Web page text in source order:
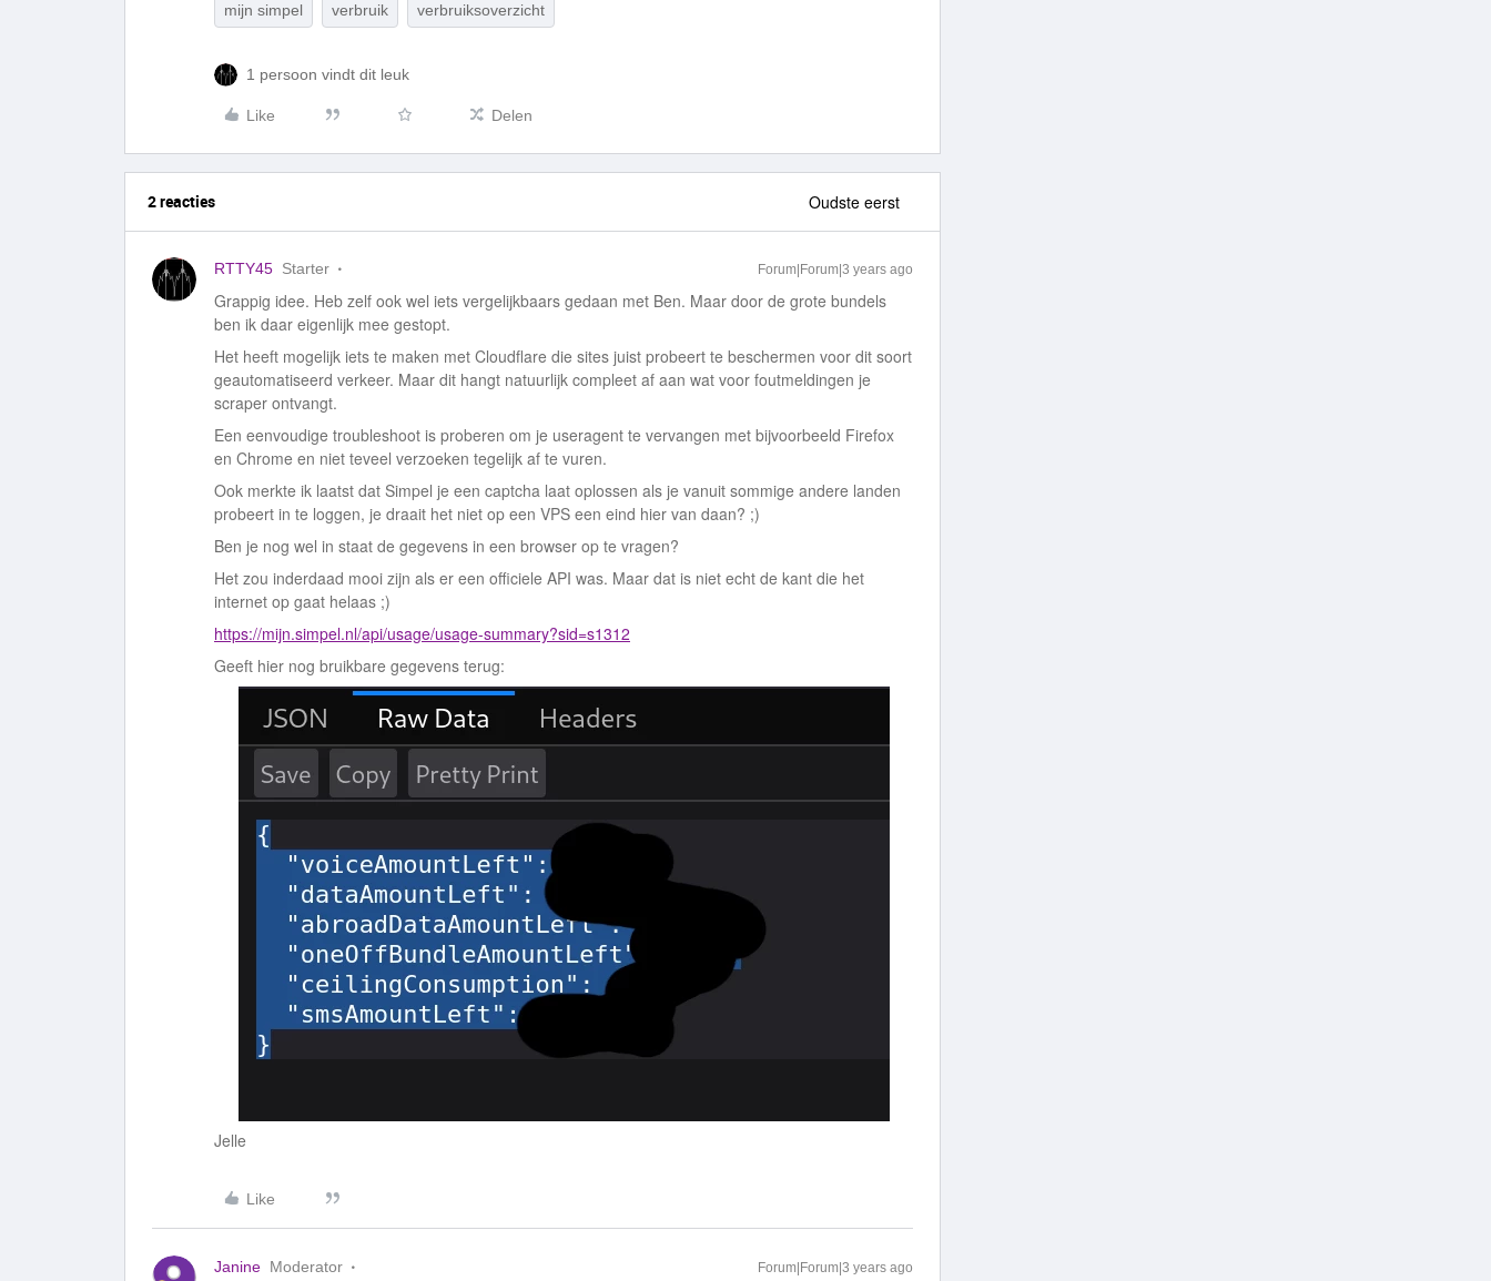
mijn simpel verbruik verbruiksoverzicht
1 persoon vindt dit leuk
Like Delen
2 reacties Oudste eerst
RTTY45 Starter Forum|Forum|3 years ago
Grappig idee. Heb zelf ook wel iets vergelijkbaars gedaan met Ben. Maar door de grote bundels
ben ik daar eigenlijk mee gestopt.
Het heeft mogelijk iets te maken met Cloudflare die sites juist probeert te beschermen voor dit soort
geautomatiseerd verkeer. Maar dit hangt natuurlijk compleet af aan wat voor foutmeldingen je
scraper ontvangt.
Een eenvoudige troubleshoot is proberen om je useragent te vervangen met bijvoorbeeld Firefox
en Chrome en niet teveel verzoeken tegelijk af te vuren.
Ook merkte ik laatst dat Simpel je een captcha laat oplossen als je vanuit sommige andere landen
probeert in te loggen, je draait het niet op een VPS een eind hier van daan? ;)
Ben je nog wel in staat de gegevens in een browser op te vragen?
Het zou inderdaad mooi zijn als er een officiele API was. Maar dat is niet echt de kant die het
internet op gaat helaas ;)
https://mijn.simpel.nl/api/usage/usage-summary?sid=s1312
Geeft hier nog bruikbare gegevens terug:
Jelle
Like
Janine Moderator Forum|Forum|3 years ago